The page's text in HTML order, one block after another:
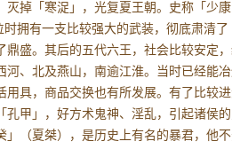
灭掉「寒浞」，光复夏王朝。史称「少
时拥有一支比较强大的武装，彻底肃清
鼎盛。其后的五代六王，社会比较安定
河、北及燕山，南逾江淮。当时已经能
用具，商品交换也有所发展。有了比较
孔甲」，好方术鬼神、淫乱，引起诸侯
」（夏桀），是历史上有名的暴君，他